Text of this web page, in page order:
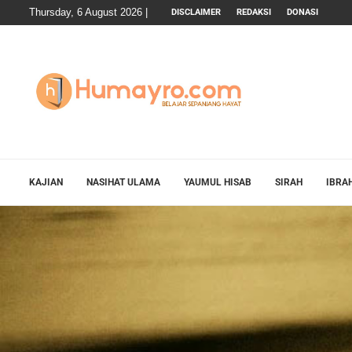
Thursday, 6 August 2026 | DISCLAIMER REDAKSI DONASI
KAJIAN NASIHAT ULAMA YAUMUL HISAB SIRAH